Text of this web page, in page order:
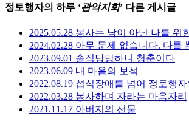
정토행자의 하루 ‘관악지회’ 다른 게시글
2025.05.28 봉사는 남이 아닌 나를 위
2024.02.28 아무 문제 없습니다. 다를
2023.09.01 솔직당당하니 청춘이다
2023.06.09 내 마음의 보석
2022.08.19 섭식장애를 넘어 정토행
2022.03.28 봉사하며 자라는 마음자리
2021.11.17 아버지의 선물